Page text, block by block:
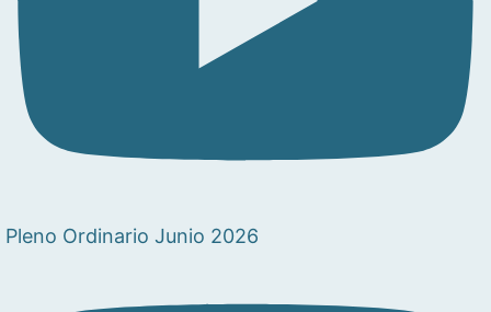
Pleno Ordinario Junio 2026